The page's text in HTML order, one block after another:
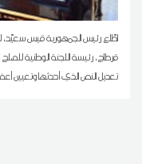
قرطاج، رئيسة اللجنة الوطنية
تعديل النص الذي أحدثها وتعيين